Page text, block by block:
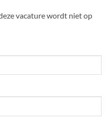
vacature wordt niet op